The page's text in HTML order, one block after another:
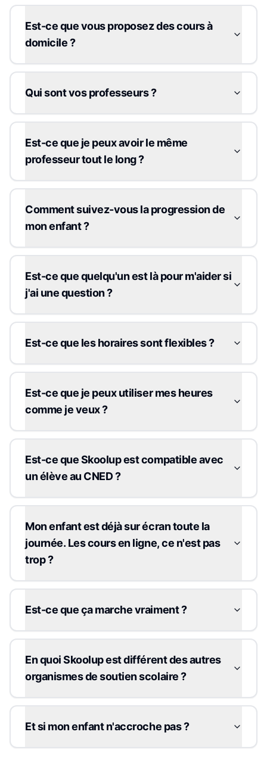
Est-ce que vous proposez des cours à
domicile ?
Qui sont vos professeurs ?
Est-ce que je peux avoir le même
professeur tout le long ?
Comment suivez-vous la progression de
mon enfant ?
Est-ce que quelqu'un est là pour m'aider si
j'ai une question ?
Est-ce que les horaires sont flexibles ?
Est-ce que je peux utiliser mes heures
comme je veux ?
Est-ce que Skoolup est compatible avec
un élève au CNED ?
Mon enfant est déjà sur écran toute la
journée. Les cours en ligne, ce n'est pas
trop ?
Est-ce que ça marche vraiment ?
En quoi Skoolup est différent des autres
organismes de soutien scolaire ?
Et si mon enfant n'accroche pas ?